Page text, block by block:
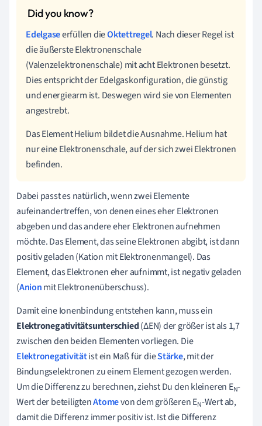
Edelgaseerfüllen dieOktettregel. Nach dieser Regel ist
dieäußersteElektronenschale
(Valenzelektronenschale) mit acht Elektronen besetzt.
Dies entspricht der Edelgaskonfiguration, die günstig
und energiearm ist. Deswegen wird sie von Elementen
angestrebt.
Das Element Helium bildet die Ausnahme. Helium hat
nur eine Elektronenschale, auf der sich zwei Elektronen
befinden.
Dabei passt es natürlich, wenn zwei Elemente
aufeinandertreffen, von denen eines eher Elektronen
abgeben und das andere eher Elektronen aufnehmen
möchte. Das Element, das seine Elektronen abgibt, ist dann
positiv geladen (Kation mit Elektronenmangel). Das
Element, das Elektronen eher aufnimmt, ist negativ geladen
(Anionmit Elektronenüberschuss).
Damit eine Ionenbindung entstehen kann, muss ein
Elektronegativitätsunterschied(ΔEN) der größer ist als 1,7
zwischen den beiden Elementen vorliegen. Die
Elektronegativitätist ein Maß für dieStärke, mit der
Bindungselektronen zu einem Element gezogen werden.
Um die Differenz zu berechnen, ziehst Duden kleineren EN-
Wert derbeteiligtenAtomevon dem größerenEN-Wertab,
damit die Differenz immer positivist.Ist die Differenz